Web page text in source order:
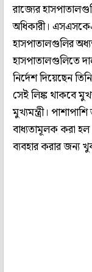
রাজ্যের
অধিকারী।
হাসপাতালগুলির
হাসপাতালগুলিতে
নির্দেশ দিয়েছেন
সেই লিঙ্ক থাকবে
মুখ্যমন্ত্রী।
বাধ্যতামূলক করা
ব্যবহার করার জন্য